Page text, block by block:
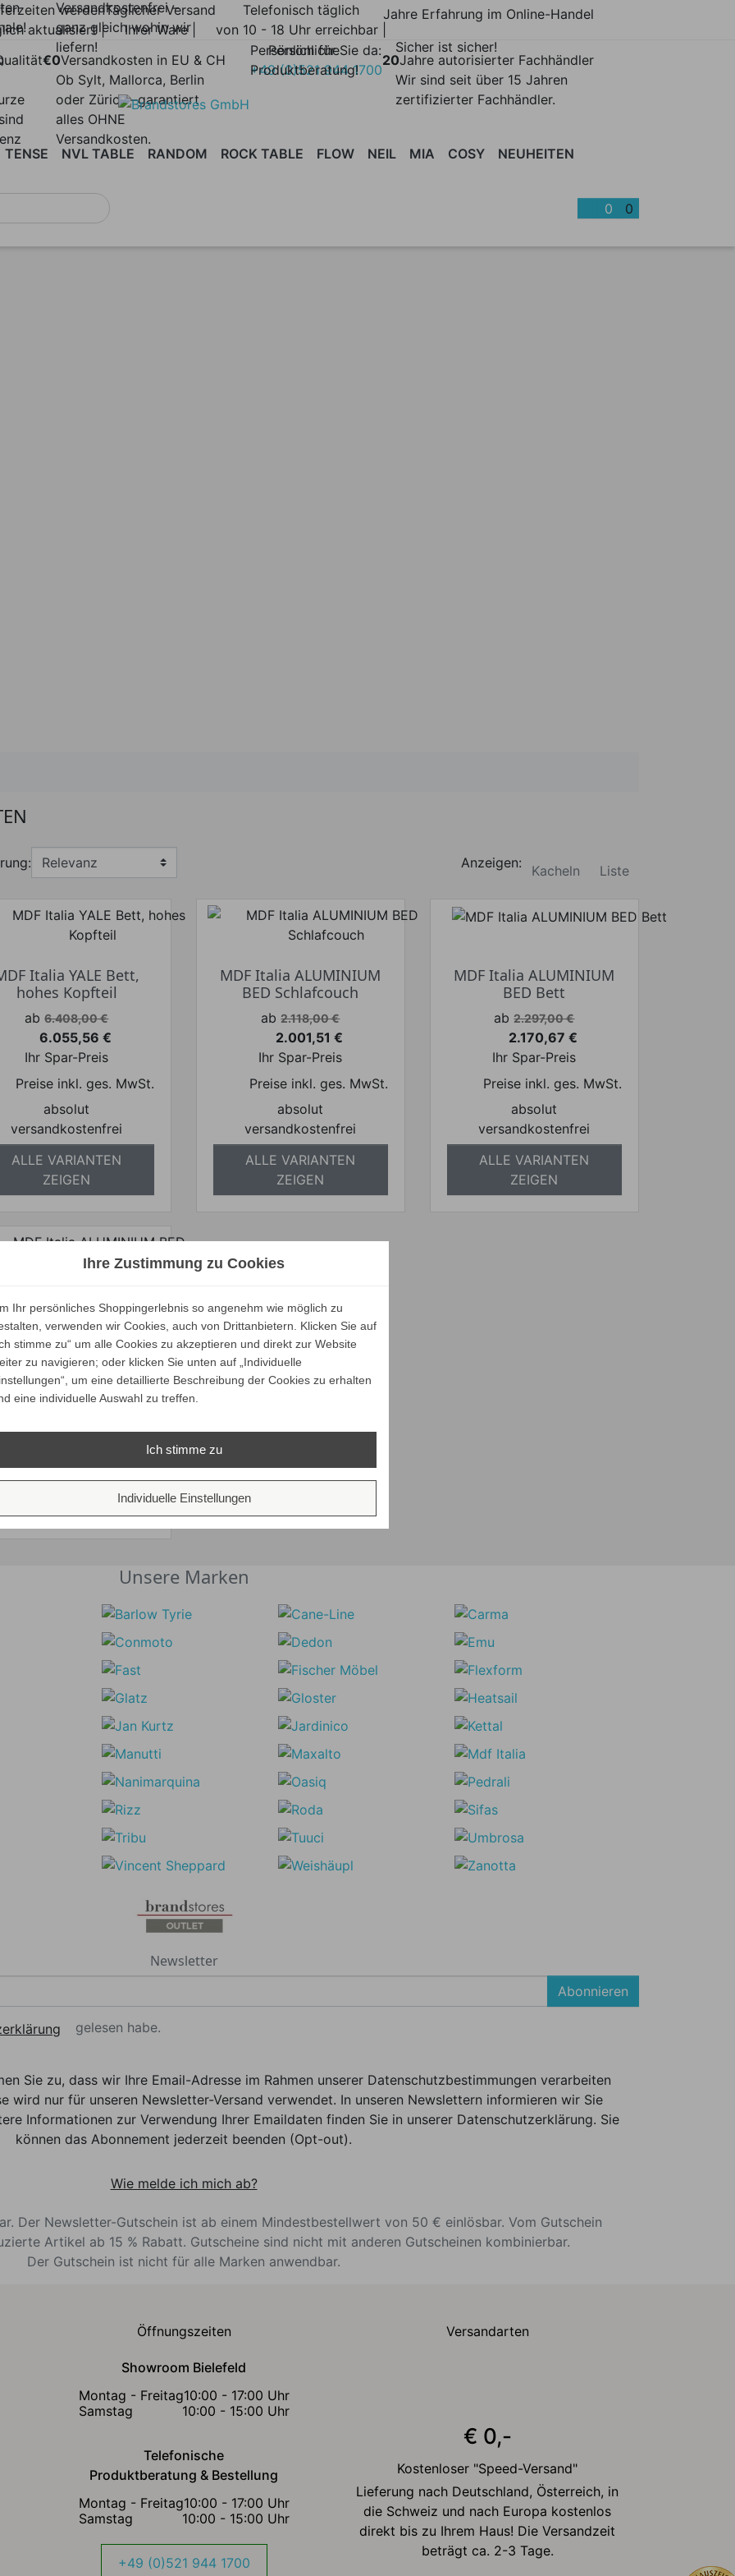
werden
aktualisiert |
Täglicher Versand
Ihrer Ware |
Telefonisch täglich
von 10 - 18 Uhr erreichbar |
€0Versandkosten in EU & CH
Versandkostenfrei –
ganz gleich wohin wir
liefern!
Ob Sylt, Mallorca, Berlin
oder Zürich –garantiert
alles OHNE
Versandkosten.
Persönlich für Sie da:
+49 (0)521 944 1700
Persönliche
Produktberatung!
20Jahre autorisierter Fachhändler
Jahre Erfahrung im Online-Handel
Sicher ist sicher!
Wir sind seit über 15 Jahren
zertifizierter Fachhändler.
POUFS
| REGALE
TENSE NVL TABLE RANDOM ROCK TABLE FLOW NEIL MIA COSY NEUHEITEN
0 0
Anzeigen: Kacheln Liste
Italia YALE Bett,
hohes Kopfteil
Verkaufspreis
ab 6.408,00 €
Preis
6.055,56 €
Ihr Spar-Preis
Preise inkl. ges. MwSt.
absolut
versandkostenfrei
ALLE VARIANTEN
ZEIGEN
MDF Italia ALUMINIUM
BED Schlafcouch
Verkaufspreis
ab 2.118,00 €
Preis
2.001,51 €
Ihr Spar-Preis
Preise inkl. ges. MwSt.
absolut
versandkostenfrei
ALLE VARIANTEN
ZEIGEN
MDF Italia ALUMINIUM
BED Bett
Verkaufspreis
ab 2.297,00 €
Preis
2.170,67 €
Ihr Spar-Preis
Preise inkl. ges. MwSt.
absolut
versandkostenfrei
ALLE VARIANTEN
ZEIGEN
Italia ALUMINIUM
BED Himmelbett
Verkaufspreis
ab 3.677,00 €
Preis
3.474,77 €
Ihr Spar-Preis
absolut
Unsere Marken
Newsletter
Abonnieren
gelesen habe.
Sie zu, dass wir Ihre Email-Adresse im Rahmen unserer Datenschutzbestimmungen verarbeiten
wird nur für unseren Newsletter-Versand verwendet. In unseren Newslettern informieren wir Sie
Informationen zur Verwendung Ihrer Emaildaten finden Sie in unserer Datenschutzerklärung. Sie
können das Abonnement jederzeit beenden (Opt-out).
Wie melde ich mich ab?
Der Newsletter-Gutschein ist ab einem Mindestbestellwert von 50 € einlösbar. Vom Gutschein
Artikel ab 15 % Rabatt. Gutscheine sind nicht mit anderen Gutscheinen kombinierbar.
Der Gutschein ist nicht für alle Marken anwendbar.
Öffnungszeiten
Showroom Bielefeld
Montag - Freitag10:00 - 17:00 Uhr
Samstag
10:00 - 15:00 Uhr
Telefonische
Produktberatung & Bestellung
Montag - Freitag10:00 - 17:00 Uhr
Samstag
10:00 - 15:00 Uhr
+49 (0)521 944 1700
Versandarten
€ 0,-
Kostenloser "Speed-Versand"
Lieferung nach Deutschland, Österreich, in
die Schweiz und nach Europa kostenlos
direkt bis zu Ihrem Haus! Die Versandzeit
beträgt ca. 2-3 Tage.
Ihre Zustimmung zu Cookies
Ihr persönliches Shoppingerlebnis so angenehm wie möglich zu
verwenden wir Cookies, auch von Drittanbietern. Klicken Sie auf
stimme zu“ um alle Cookies zu akzeptieren und direkt zur Website
zu navigieren; oder klicken Sie unten auf „Individuelle
um eine detaillierte Beschreibung der Cookies zu erhalten
eine individuelle Auswahl zu treffen.
Ich stimme zu
Individuelle Einstellungen